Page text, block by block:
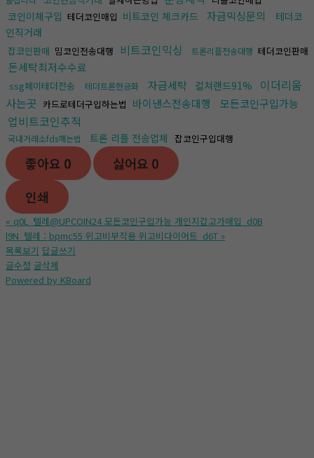
코인이체구입 테더코인매입 비트코인 체크카드 자금믹싱문의
테더코
인직거래
잡코인판매 밈코인전송대행 비트코인믹싱 트론리플전송대행 테더코인판매
돈세탁최저수수료
ssg페이테더전송 테더트론현금화 자금세탁 컬쳐랜드91%
이더리움
사는곳 카드로테더구입하는법 바이낸스전송대행 모든코인구입가능
업비트코인추적
국내거래소fds깨는법 트론 리플 전송업체 잡코인구입대행
좋아요 0 싫어요 0
인쇄
« q0L_텔레@UPCOIN24 모든코인구입가능 개인지갑고가매입_d0B
l9N_텔레 : bpmc55 위고비부작용 위고비다이어트_d6T »
목록보기 답글쓰기
글수정 글삭제
Powered by KBoard